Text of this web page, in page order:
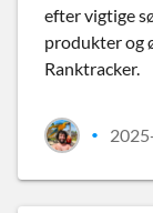
efter vigtige
produkter og
Ranktracker.
•